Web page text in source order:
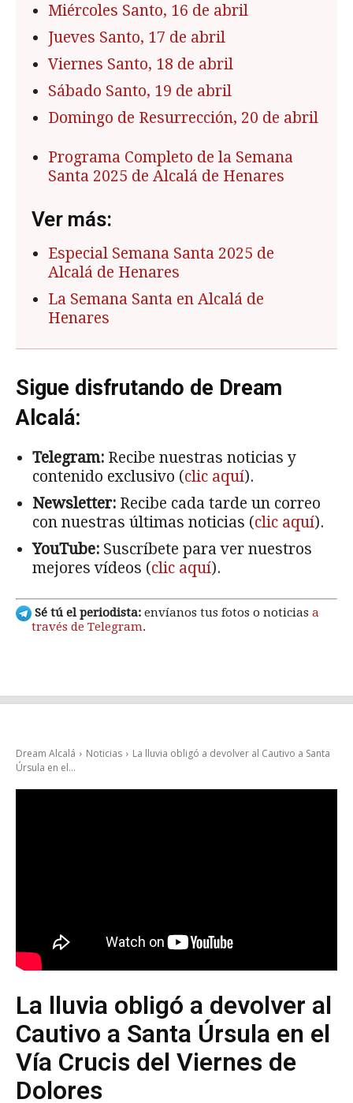
Miércoles Santo, 16 de abril
Jueves Santo, 17 de abril
Viernes Santo, 18 de abril
Sábado Santo, 19 de abril
Domingo de Resurrección, 20 de abril
Programa Completo de la Semana
Santa 2025 de Alcalá de Henares
Ver más:
Especial Semana Santa 2025 de
Alcalá de Henares
La Semana Santa en Alcalá de
Henares
Sigue disfrutando de Dream
Alcalá:
Telegram: Recibe nuestras noticias y
contenido exclusivo (clic aquí).
Newsletter: Recibe cada tarde un correo
con nuestras últimas noticias (clic aquí).
YouTube: Suscríbete para ver nuestros
mejores vídeos (clic aquí).
Sé tú el periodista: envíanos tus fotos o noticias a
través de Telegram.